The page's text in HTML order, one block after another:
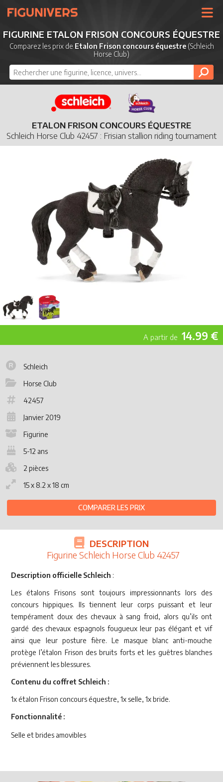
UNIVERS
LICENCES
MARQUES
NOUVEAUTÉS
DERNIERS AJOUTS
FIGURINE ETALON FRISON CONCOURS ÉQUESTRE
Comparez les prix de Etalon Frison concours équestre(Schleich
Horse Club)
ETALON FRISON CONCOURS ÉQUESTRE
Schleich Horse Club 42457 : Frisian stallion riding tournament
14.99 €
Schleich
Horse Club
42457
Janvier 2019
Figurine
5-12 ans
2 pièces
15 x 8.2 x 18 cm
COMPARER LES PRIX
DESCRIPTION
Figurine Schleich Horse Club 42457
Description officielle Schleich :
Les étalons Frisons sont toujours impressionnants lors des
concours hippiques. Ils tiennent leur corps puissant et leur
tempérament doux des chevaux à sang froid, alors qu’ils ont
gardé des chevaux espagnols fougueux leur pas élégant et vif
ainsi que leur posture fière. Le masque blanc anti-mouche
protège l’étalon Frison des bruits forts et les guêtres blanches
préviennent les blessures.
Contenu du coffret Schleich :
1x étalon Frison concours équestre, 1x selle, 1x bride.
Fonctionnalité :
Selle et brides amovibles